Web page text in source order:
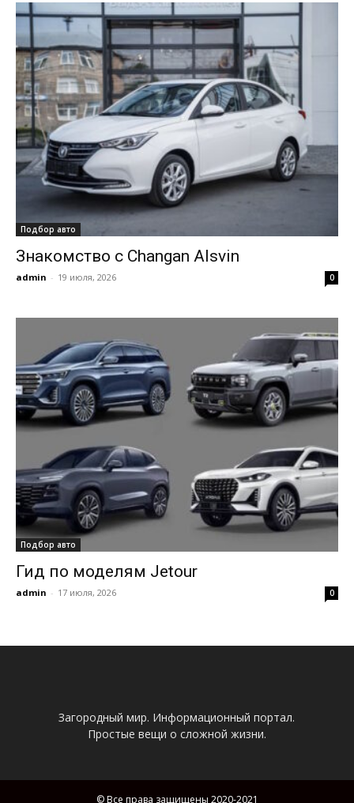
Подбор авто
Знакомство с Changan Alsvin
admin - 19 июля, 2026 0
Подбор авто
Гид по моделям Jetour
admin - 17 июля, 2026 0
Загородный мир. Информационный портал.
Простые вещи о сложной жизни.
© Все права защищены 2020-2021